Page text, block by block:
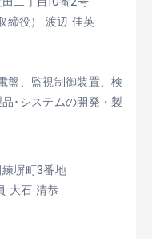
締役） 渡辺 佳英
盤、監視制御装置、検
･システムの開発・製
塀町3番地
大石 清恭